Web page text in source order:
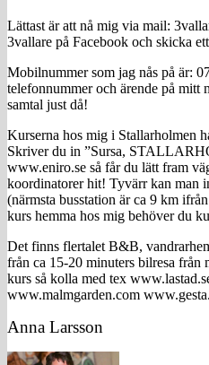
Lättast är att nå mig via mail:
3vallare på Facebook och skicka
Mobilnummer som jag nås på är:
telefonnummer och ärende på mitt
samtal just då!
Kurserna hos mig i Stallarholmen
Skriver du in ”Sursa,
www.eniro.se så får du lätt fram
koordinatorer hit! Tyvärr kan man
(närmsta busstation är ca 9 km
kurs hemma hos mig behöver du
Det finns flertalet B&B,
från ca 15-20 minuters bilresa från
kurs så kolla med tex
www.malmgarden.com
Primärt
sidofält
Anna Larsson